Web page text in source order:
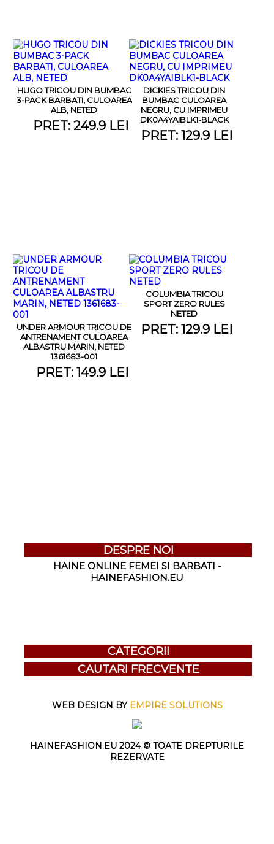
HUGO TRICOU DIN BUMBAC
3-PACK BARBATI, CULOAREA
ALB, NETED
PRET: 249.9 LEI
DICKIES TRICOU DIN
BUMBAC CULOAREA
NEGRU, CU IMPRIMEU
DK0A4YAIBLK1-BLACK
PRET: 129.9 LEI
UNDER ARMOUR TRICOU DE
ANTRENAMENT CULOAREA
ALBASTRU MARIN, NETED
1361683-001
PRET: 149.9 LEI
COLUMBIA TRICOU
SPORT ZERO RULES
NETED
PRET: 129.9 LEI
DESPRE NOI
HAINE ONLINE FEMEI SI BARBATI -
HAINEFASHION.EU
CATEGORII
CAUTARI FRECVENTE
WEB DESIGN BY EMPIRE SOLUTIONS
HAINEFASHION.EU 2024 © TOATE DREPTURILE
REZERVATE